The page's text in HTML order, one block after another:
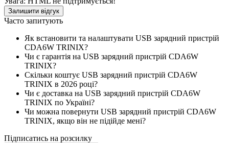
Залишити відгук
Часто запитують
Як встановити та налаштувати USB зарядний пристрій
CDA6W TRINIX?
Чи є гарантія на USB зарядний пристрій CDA6W
TRINIX?
Скільки коштує USB зарядний пристрій CDA6W
TRINIX в 2026 році?
Чи є доставка на USB зарядний пристрій CDA6W
TRINIX по Україні?
Чи можна повернути USB зарядний пристрій CDA6W
TRINIX, якщо він не підійде мені?
Підписатись на розсилку